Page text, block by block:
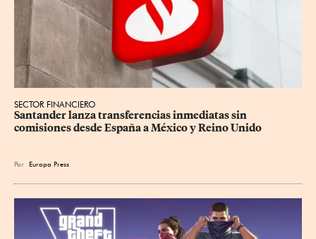
SECTOR FINANCIERO
Santander lanza transferencias inmediatas sin
comisiones desde España a México y Reino Unido
Por Europa Press